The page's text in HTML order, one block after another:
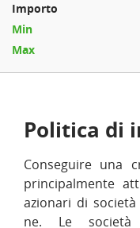
Politica di
Conseguire una
principalmente
azionari di società
ne. Le